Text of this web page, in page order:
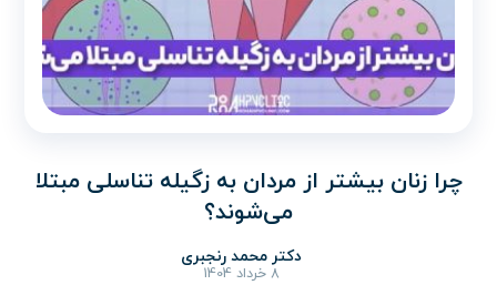
چرا زنان بیشتر از مردان به زگیله تناسلی مبتلا
می‌شوند؟
دکتر محمد رنجبری
8 خرداد 1404